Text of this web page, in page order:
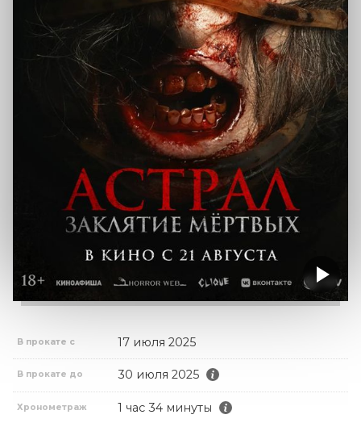
В прокате с 17 июля 2025
В прокате до 30 июля 2025
Хронометраж 1 час 34 минуты